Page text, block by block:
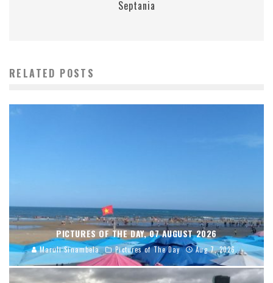
Septania
RELATED POSTS
PICTURES OF THE DAY, 07 AUGUST 2026
Maruli Sinambela Pictures of The Day Aug 7, 2026